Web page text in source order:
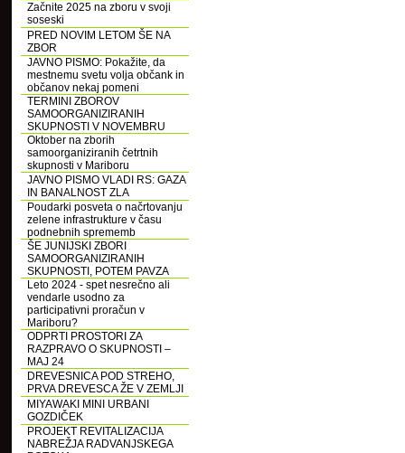
Začnite 2025 na zboru v svoji
soseski
PRED NOVIM LETOM ŠE NA
ZBOR
JAVNO PISMO: Pokažite, da
mestnemu svetu volja občank in
občanov nekaj pomeni
TERMINI ZBOROV
SAMOORGANIZIRANIH
SKUPNOSTI V NOVEMBRU
Oktober na zborih
samoorganiziranih četrtnih
skupnosti v Mariboru
JAVNO PISMO VLADI RS: GAZA
IN BANALNOST ZLA
Poudarki posveta o načrtovanju
zelene infrastrukture v času
podnebnih sprememb
ŠE JUNIJSKI ZBORI
SAMOORGANIZIRANIH
SKUPNOSTI, POTEM PAVZA
Leto 2024 - spet nesrečno ali
vendarle usodno za
participativni proračun v
Mariboru?
ODPRTI PROSTORI ZA
RAZPRAVO O SKUPNOSTI –
MAJ 24
DREVESNICA POD STREHO,
PRVA DREVESCA ŽE V ZEMLJI
MIYAWAKI MINI URBANI
GOZDIČEK
PROJEKT REVITALIZACIJA
NABREŽJA RADVANJSKEGA